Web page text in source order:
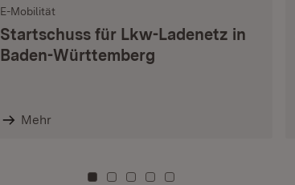
E-Mobilität
Startschuss für Lkw-Ladenetz in
Baden-Württemberg
Mehr